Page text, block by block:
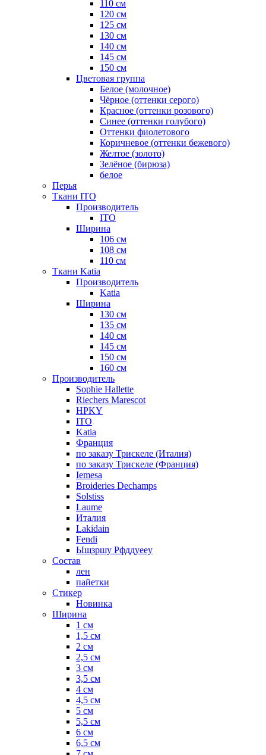
110 см
120 см
125 см
130 см
140 см
145 см
150 см
Цветовая группа
Белое (молочное)
Чёрное (оттенки серого)
Красное (оттенки розового)
Синее (оттенки голубого)
Оттенки фиолетового
Коричневое (оттенки бежевого)
Желтое (золото)
Зелёное (бирюза)
белое
Перья
Ткани ITO
Производитель
ITO
Ширина
106 см
108 см
110 см
Ткани Katia
Производитель
Katia
Ширина
130 см
135 см
140 см
145 см
150 см
160 см
Производитель
Sophie Hallette
Riechers Marescot
HPKY
ITO
Katia
Франция
по заказу Трискеле (Италия)
по заказу Трискеле (Франция)
Iemesa
Broideries Dechamps
Solstiss
Laume
Италия
Lakidain
Fendi
Ыщзршу Рфддуееу
Состав
лен
пайетки
Стикер
Новинка
Ширина
1 см
1,5 см
2 см
2,5 см
3 см
3,5 см
4 см
4,5 см
5 см
5,5 см
6 см
6,5 см